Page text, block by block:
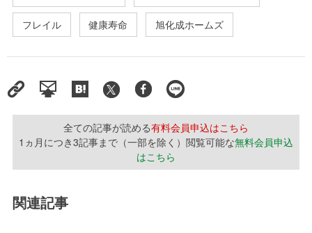
フレイル 健康寿命 旭化成ホームズ
全ての記事が読める有料会員申込はこちら
1ヵ月につき3記事まで（一部を除く）閲覧可能な無料会員申込
はこちら
関連記事